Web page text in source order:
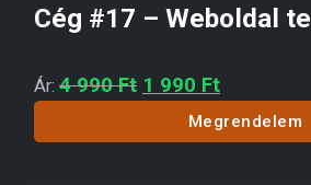
Cég #17 – Weboldal
Ár: 4 990Ft Original price was:
1 990 FtCurrent
Megrendelem